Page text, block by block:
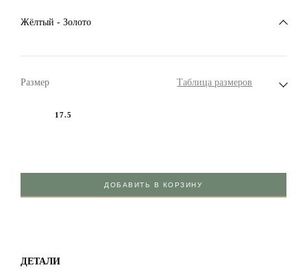
Жёлтый - Золото
Размер Таблица размеров
17.5
ДОБАВИТЬ В КОРЗИНУ
ДЕТАЛИ